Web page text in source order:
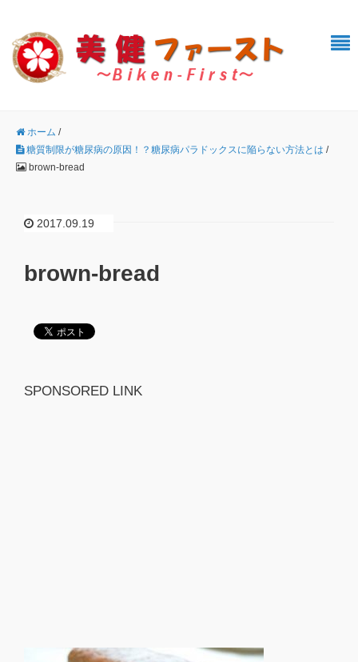
ホーム /
糖質制限が糖尿病の原因！？糖尿病パラドックスに陥らない方法とは /
brown-bread
2017.09.19
brown-bread
SPONSORED LINK